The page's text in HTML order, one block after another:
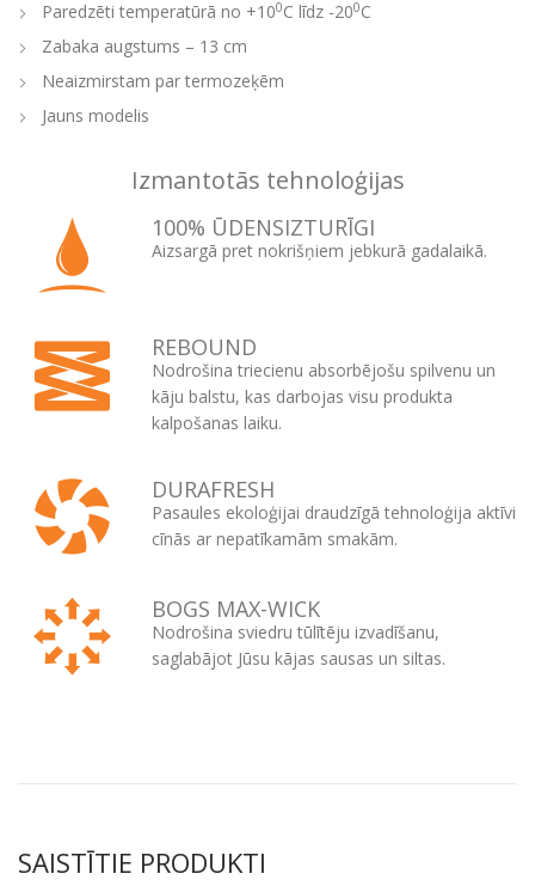
Paredzēti temperatūrā no +100C līdz -200C
Zabaka augstums – 13 cm
Neaizmirstam par termozeķēm
Jauns modelis
Izmantotās tehnoloģijas
100% ŪDENSIZTURĪGI
Aizsargā pret nokrišņiem jebkurā gadalaikā.
REBOUND
Nodrošina triecienu absorbējošu spilvenu un
kāju balstu, kas darbojas visu produkta
kalpošanas laiku.
DURAFRESH
Pasaules ekoloģijai draudzīgā tehnoloģija aktīvi
cīnās ar nepatīkamām smakām.
BOGS MAX-WICK
Nodrošina sviedru tūlītēju izvadīšanu,
saglabājot Jūsu kājas sausas un siltas.
SAISTĪTIE PRODUKTI